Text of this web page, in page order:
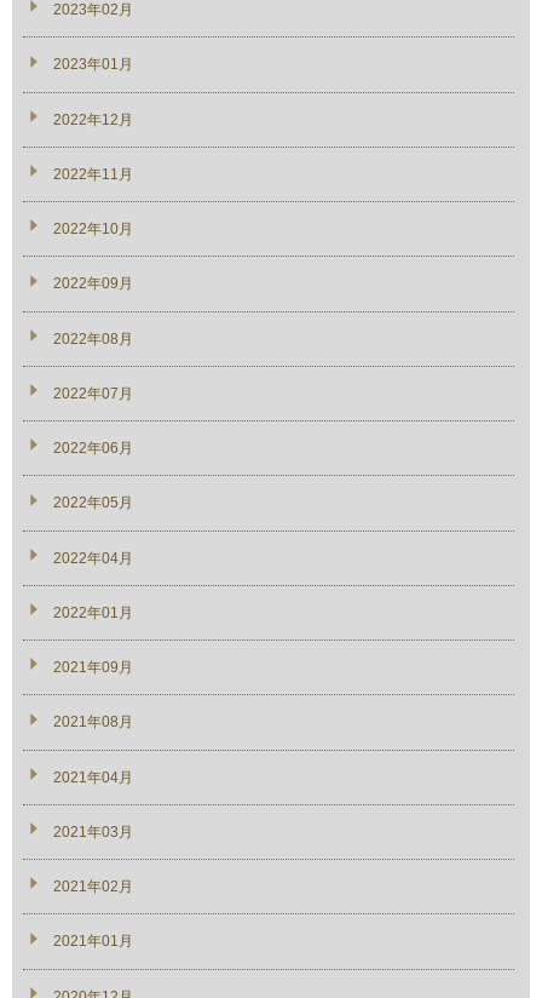
2023年02月
2023年01月
2022年12月
2022年11月
2022年10月
2022年09月
2022年08月
2022年07月
2022年06月
2022年05月
2022年04月
2022年01月
2021年09月
2021年08月
2021年04月
2021年03月
2021年02月
2021年01月